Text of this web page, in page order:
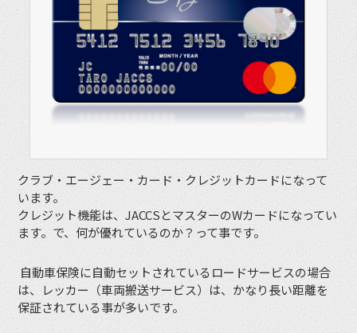
クラブ・エージェー・カード・クレジットカードになって
います。
クレジット機能は、JACCSとマスターのWカードになってい
ます。で、何が優れているのか？って事です。
自動車保険に自動セットされているロードサービスの場合
は、レッカー（車両搬送サービス）は、かなり長い距離を
保証されている事が多いです。